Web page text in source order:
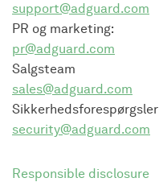
support@adguard.com
PR og marketing:
pr@adguard.com
Salgsteam
sales@adguard.com
Sikkerhedsforespørgsler
security@adguard.com
Responsible disclosure